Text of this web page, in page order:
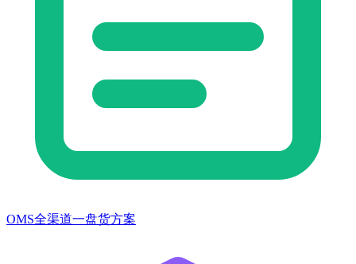
OMS全渠道一盘货方案